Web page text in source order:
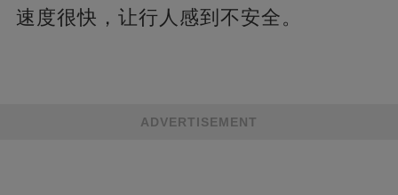
速度很快，让行人感到不安全。
ADVERTISEMENT